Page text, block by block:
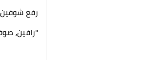
رفع
"رافين،